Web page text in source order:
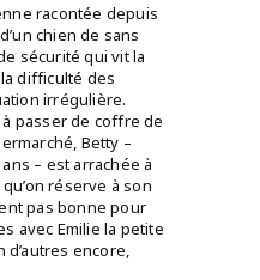
racontée depuis
chien de sans
sécurité qui vit la
difficulté des
irrégulière.
passer de coffre de
Betty –
– est arrachée à
réserve à son
pas bonne pour
avec Emilie la petite
d’autres encore,